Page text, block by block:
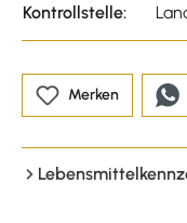
Kontrollstelle:
Merken